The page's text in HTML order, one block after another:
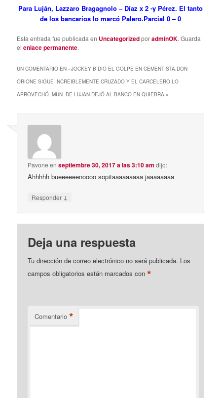
Para Luján, Lazzaro Bragagnolo – Díaz x 2 -y Pérez. El tanto
de los bancarios lo marcó Palero.Parcial 0 – 0
Esta entrada fue publicada en UncategorizedporadminOK. Guarda
elenlace permanente.
UN COMENTARIO EN «JOCKEY B DIO EL GOLPE EN CEMENTISTA.DON
ORIONE SIGUE INCREIBLEMENTE CRUZADO Y EL CARCELERO LO
APROVECHÓ. MUN. DE LUJAN DEJÓ AL BANCO EN QUIEBRA.»
Pavone enseptiembre 30, 2017 a las 3:10 am dijo:
Ahhhhh bueeeeeenoooo sopitaaaaaaaaa jaaaaaaaa
Responder ↓
Deja una respuesta
Tu dirección de correo electrónico no será publicada. Los
campos obligatorios están marcados con*
Comentario *